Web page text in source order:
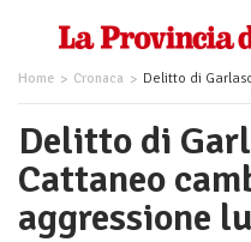
Home Cronaca Delitto di Garlasco, la perizia Cattaneo
Delitto di
Cattaneo
aggressione